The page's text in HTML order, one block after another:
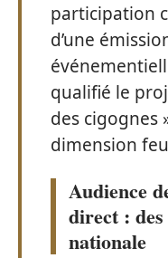
participation
d’une
qualifié le
des cigognes
dimension
Audience
direct : des
nationale